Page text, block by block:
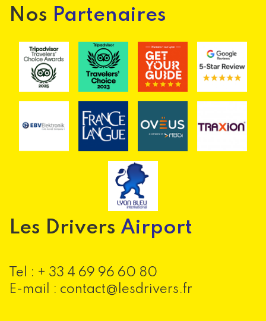
Nos Partenaires
Les Drivers Airport
Tel : + 33 4 69 96 60 80
E-mail : contact@lesdrivers.fr